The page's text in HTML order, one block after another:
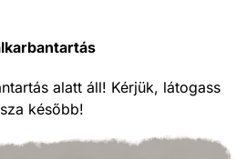
alatt áll! Kérjük, látogass
később!